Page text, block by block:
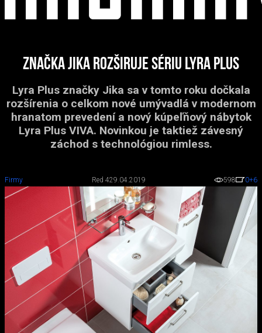
Značka Jika rozširuje sériu Lyra Plus
Lyra Plus značky Jika sa v tomto roku dočkala
rozšírenia o celkom nové umývadlá v modernom
hranatom prevedení a nový kúpeľňový nábytok
Lyra Plus VIVA. Novinkou je taktiež závesný
záchod s technológiou rimless.
Firmy Red 429.04.2019 598 0+6